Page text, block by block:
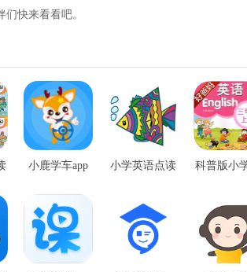
快来看看吧。
小鹿学车app 小学英语点读 科普版小